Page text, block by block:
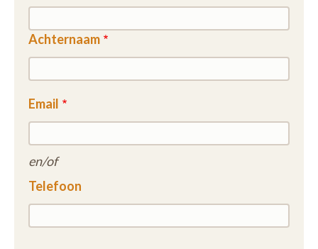
Achternaam
Email
en/of
Telefoon